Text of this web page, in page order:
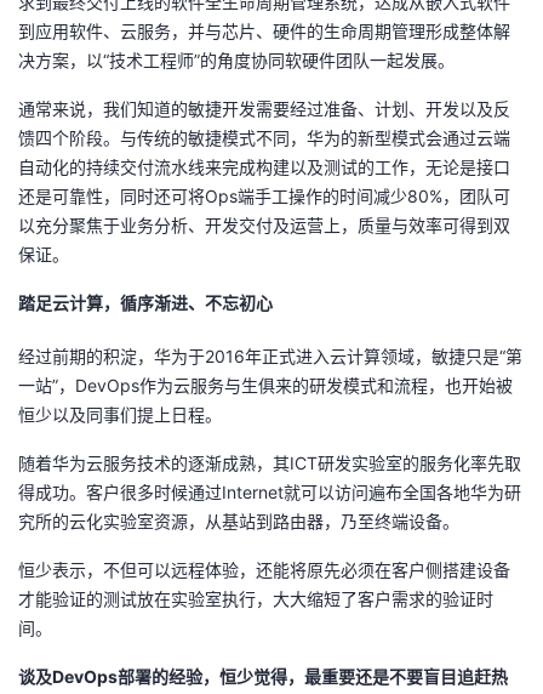
到应用软件、云服务，并与芯片、硬件的生命周期管理形成整体解
决方案，以“技术工程师”的角度协同软硬件团队一起发展。
通常来说，我们知道的敏捷开发需要经过准备、计划、开发以及反
馈四个阶段。与传统的敏捷模式不同，华为的新型模式会通过云端
自动化的持续交付流水线来完成构建以及测试的工作，无论是接口
还是可靠性，同时还可将Ops端手工操作的时间减少80%，团队可
以充分聚焦于业务分析、开发交付及运营上，质量与效率可得到双
保证。
踏足云计算，循序渐进、不忘初心
经过前期的积淀，华为于2016年正式进入云计算领域，敏捷只是“第
一站”，DevOps作为云服务与生俱来的研发模式和流程，也开始被
恒少以及同事们提上日程。
随着华为云服务技术的逐渐成熟，其ICT研发实验室的服务化率先取
得成功。客户很多时候通过Internet就可以访问遍布全国各地华为研
究所的云化实验室资源，从基站到路由器，乃至终端设备。
恒少表示，不但可以远程体验，还能将原先必须在客户侧搭建设备
才能验证的测试放在实验室执行，大大缩短了客户需求的验证时
间。
谈及DevOps部署的经验，恒少觉得，最重要还是不要盲目追赶热